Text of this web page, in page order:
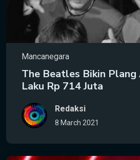
Mancanegara
The Beatles Bikin Plang
Laku Rp 714 Juta
Redaksi
8 March 2021